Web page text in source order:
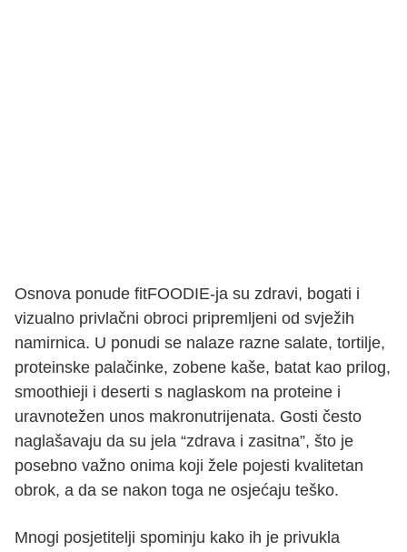
Osnova ponude fitFOODIE-ja su zdravi, bogati i
vizualno privlačni obroci pripremljeni od svježih
namirnica. U ponudi se nalaze razne salate, tortilje,
proteinske palačinke, zobene kaše, batat kao prilog,
smoothieji i deserti s naglaskom na proteine i
uravnotežen unos makronutrijenata. Gosti često
naglašavaju da su jela “zdrava i zasitna”, što je
posebno važno onima koji žele pojesti kvalitetan
obrok, a da se nakon toga ne osjećaju teško.
Mnogi posjetitelji spominju kako ih je privukla